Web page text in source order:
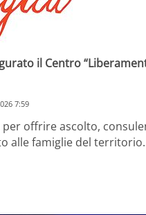
il Centro
7:59
offrire ascolto,
alle famiglie del